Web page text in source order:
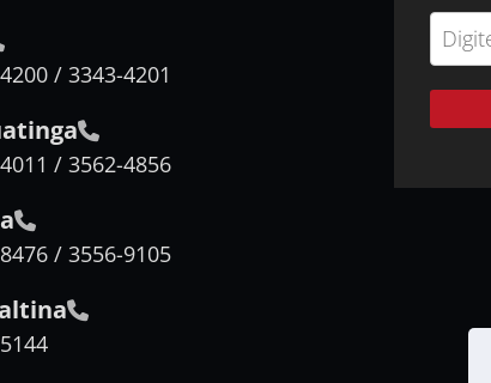
/ 3343-4201
/ 3562-4856
/ 3556-9105